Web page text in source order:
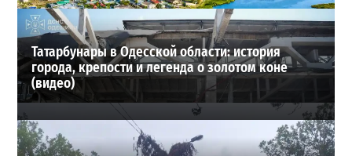
ВИБОР РЕДАКЦИИ
Татарбунары в Одесской области: история
города, крепости и легенда о золотом коне
(видео)